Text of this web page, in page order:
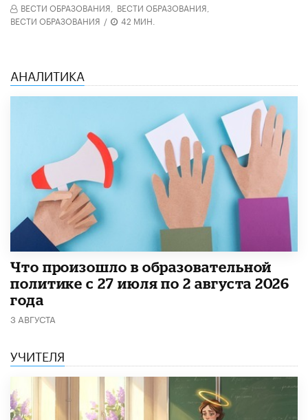
ВЕСТИ ОБРАЗОВАНИЯ, ВЕСТИ ОБРАЗОВАНИЯ,
ВЕСТИ ОБРАЗОВАНИЯ / 42 МИН.
АНАЛИТИКА
​Что произошло в образовательной
политике с 27 июля по 2 августа 2026
года
3 АВГУСТА
УЧИТЕЛЯ